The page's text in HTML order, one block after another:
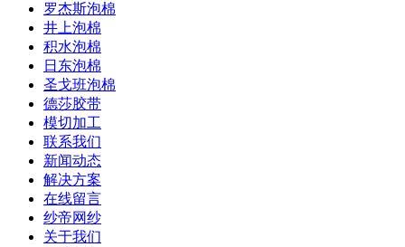
罗杰斯泡棉
井上泡棉
积水泡棉
日东泡棉
圣戈班泡棉
德莎胶带
模切加工
联系我们
新闻动态
解决方案
在线留言
纱帝网纱
关于我们